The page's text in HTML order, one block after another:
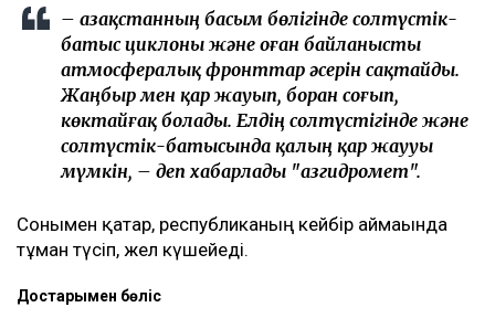
– Қазақстанның басым бөлігінде солтүстік-
батыс циклоны және оған байланысты
атмосфералық фронттар әсерін сақтайды.
Жаңбыр мен қар жауып, боран соғып,
көктайғақ болады. Елдің солтүстігінде және
солтүстік-батысында қалың қар жаууы
мүмкін, – деп хабарлады "Қазгидромет".
Сонымен қатар, республиканың кейбір аймағында
тұман түсіп, жел күшейеді.
Достарыңмен бөліс